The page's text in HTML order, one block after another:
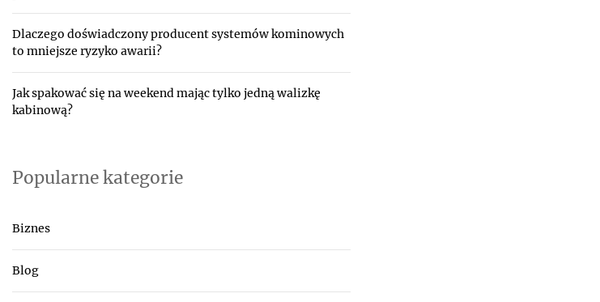
Dlaczego doświadczony producent systemów kominowych
to mniejsze ryzyko awarii?
Jak spakować się na weekend mając tylko jedną walizkę
kabinową?
Popularne kategorie
Biznes
Blog